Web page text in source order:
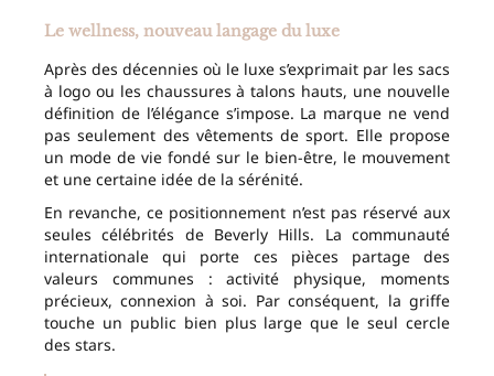
Le wellness, nouveau langage du luxe
Après des décennies où le luxe s’exprimait par les sacs
à logo ou les chaussures à talons hauts, une nouvelle
définition de l’élégance s’impose. La marque ne vend
pas seulement des vêtements de sport. Elle propose
un mode de vie fondé sur le bien-être, le mouvement
et une certaine idée de la sérénité.
En revanche, ce positionnement n’est pas réservé aux
seules célébrités de Beverly Hills. La communauté
internationale qui porte ces pièces partage des
valeurs communes : activité physique, moments
précieux, connexion à soi. Par conséquent, la griffe
touche un public bien plus large que le seul cercle
des stars.